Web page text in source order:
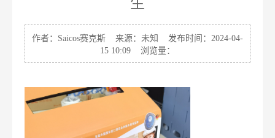
作者：Saicos赛克斯 来源：未知 发布时间：2024-04-
15 10:09 浏览量：